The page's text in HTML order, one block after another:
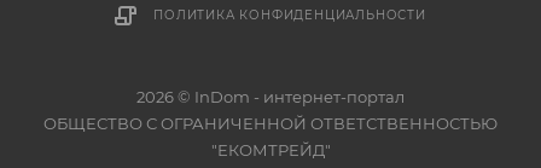
ПОЛИТИКА КОНФИДЕНЦИАЛЬНОСТИ
2026 © InDom - интернет-портал
ОБЩЕСТВО С ОГРАНИЧЕННОЙ ОТВЕТСТВЕННОСТЬЮ
"ЕКОМТРЕЙД"